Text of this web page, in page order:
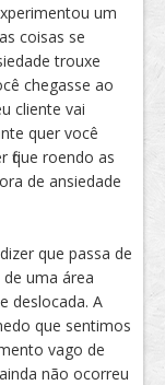
um
coisas se
trouxe
chegasse ao
cliente vai
quer você
fique roendo as
de ansiedade
que passa de
uma área
deslocada. A
que sentimos
vago de
não ocorreu